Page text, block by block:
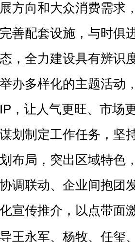
方向和大众消费需求
善配套设施，与时俱
，全力建设具有辨识
办多样化的主题活动
，让人气更旺、市场
划制定工作任务，坚
布局，突出区域特色
调联动、企业间抱团
宣传推介，以点带面
王永军、杨牧、任玺